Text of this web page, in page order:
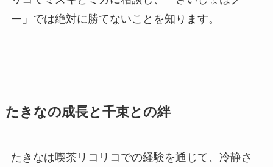
ー」では絶対に勝てないことを知ります。
たきなの成長と千束との絆
たきなは喫茶リコリコでの経験を通じて、冷静さ